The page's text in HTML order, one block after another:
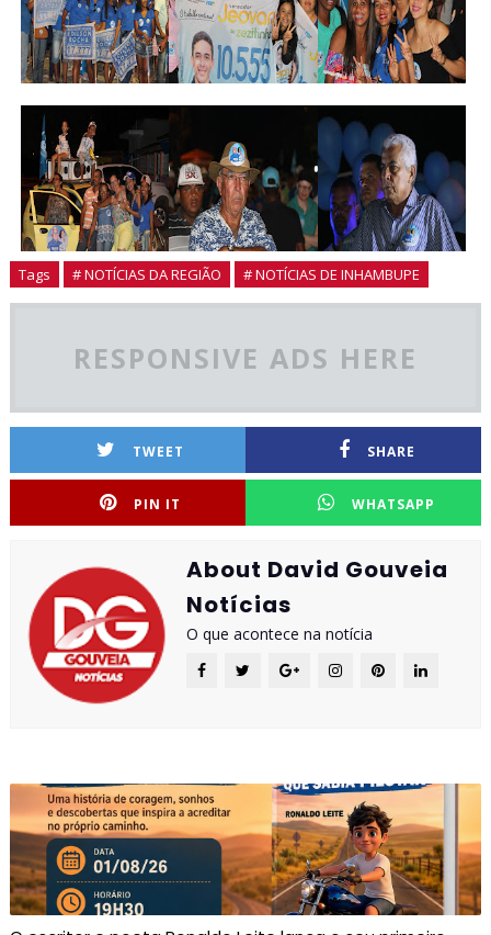
Tags # NOTÍCIAS DA REGIÃO # NOTÍCIAS DE INHAMBUPE
RESPONSIVE ADS HERE
TWEET SHARE
PIN IT WHATSAPP
About David Gouveia
Notícias
O que acontece na notícia